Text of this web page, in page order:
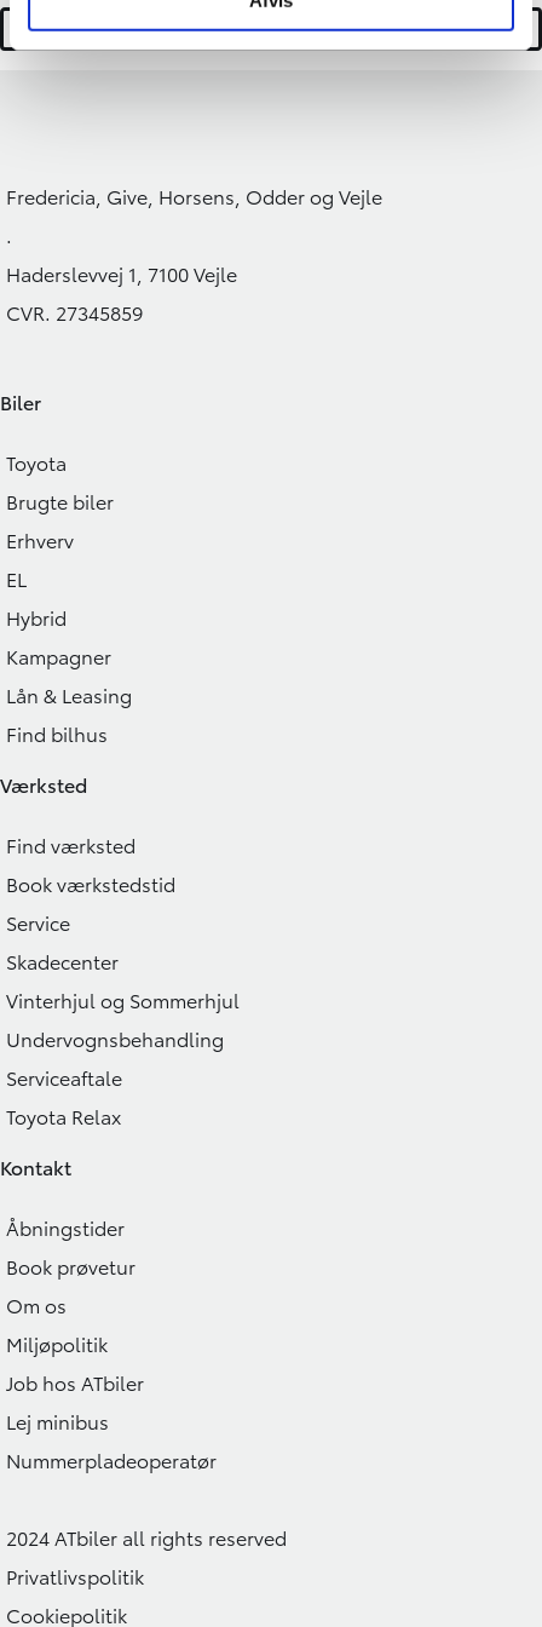
Book prøvetur
Fredericia, Give, Horsens, Odder og Vejle
.
Haderslevvej 1, 7100 Vejle
CVR. 27345859
Biler
Toyota
Brugte biler
Erhverv
EL
Hybrid
Kampagner
Lån & Leasing
Find bilhus
Værksted
Find værksted
Book værkstedstid
Service
Skadecenter
Vinterhjul og Sommerhjul
Undervognsbehandling
Serviceaftale
Toyota Relax
Kontakt
Åbningstider
Book prøvetur
Om os
Miljøpolitik
Job hos ATbiler
Lej minibus
Nummerpladeoperatør
2024 ATbiler all rights reserved
Privatlivspolitik
Cookiepolitik